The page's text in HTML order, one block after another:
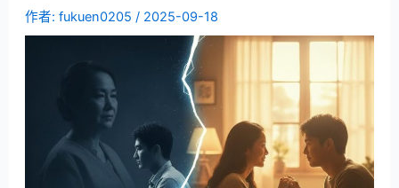
作者:fukuen0205 / 2025-09-18